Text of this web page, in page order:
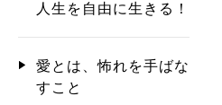
人生を自由に生きる！
愛とは、怖れを手ばな
すこと